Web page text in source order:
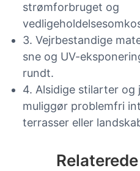
strømforbruget og
3. Vejrbestandige
sne og UV-
rundt.
4. Alsidige stilarter og
muliggør problemfri
terrasser eller